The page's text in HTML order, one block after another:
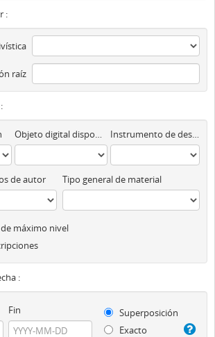
:
raíz
Objeto digital disponibles Instrumento de descripción
de autor Tipo general de material
máximo nivel
:
Fin
Superposición
Exacto